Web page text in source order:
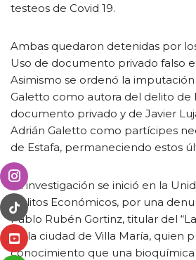
testeos de Covid 19.
Ambas quedaron detenidas por
Uso de documento privado falso
Asimismo se ordenó la
Galetto como autora del delito de
documento privado y de Javier
Adrián Galetto como partícipes
de Estafa, permaneciendo estos
La investigación se inició en la
Delitos Económicos, por una
Pablo Rubén Gortinz, titular del
de la ciudad de Villa María, quien
conocimiento que una